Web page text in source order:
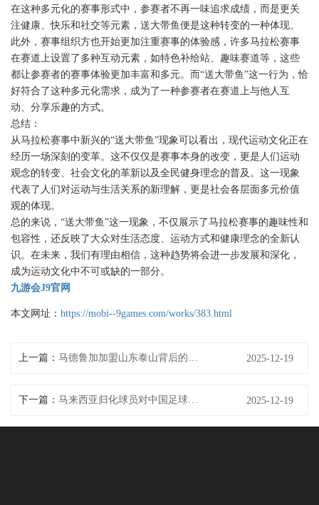
在这种多元化的赛事形式中，参赛者不再一味追求成绩，而是更关
注健康、快乐和社交等元素，送大带鱼便是这种转变的一种体现。
此外，赛事组织方也开始更加注重赛事的体验感，许多马拉松赛事
在赛道上设置了多种互动元素，如特色补给站、趣味赛道等，这些
都让参赛者的赛事体验更加丰富和多元。而“送大带鱼”这一行为，恰
好符合了这种多元化需求，成为了一种参赛者在赛道上与他人互
动、分享乐趣的方式。
总结：
从马拉松赛事中新兴的“送大带鱼”现象可以看出，现代运动文化正在
经历一场深刻的变革。这不仅仅是赛事本身的改变，更是人们运动
观念的转变、社会文化的革新以及全民健身理念的普及。这一现象
代表了人们对运动与生活关系的新理解，更是社会各层面多元价值
观的体现。
总的来说，“送大带鱼”这一现象，不仅展示了马拉松赛事的趣味性和
包容性，还反映了大众对生活态度、运动方式和健康理念的全新认
识。在未来，我们有理由相信，这种趋势将会进一步发展和深化，
成为运动文化中不可或缺的一部分。
九游会J9官网
本文网址： https://mobi--9games.com/works/383.html
上一篇： 2025-12-19
下一篇： 2025-12-19